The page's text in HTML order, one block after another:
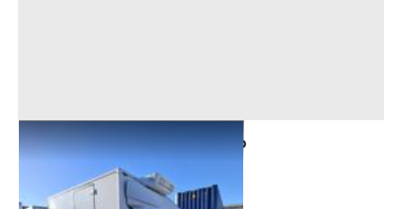
Furgone isotermico Fiat Ducato
Offerta minima
1.750 €